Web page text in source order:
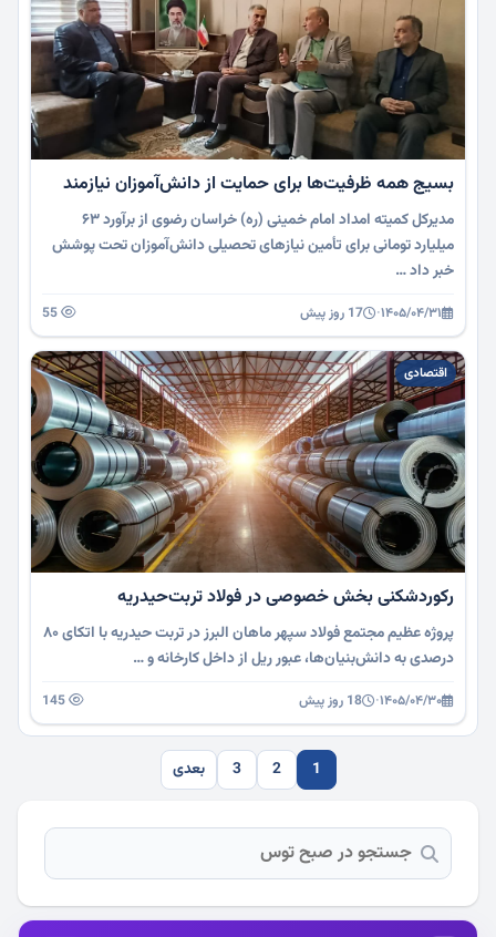
بسیج همه ظرفیت‌ها برای حمایت از دانش‌آموزان نیازمند
مدیرکل کمیته امداد امام خمینی (ره) خراسان رضوی از برآورد ۶۳
میلیارد تومانی برای تأمین نیازهای تحصیلی دانش‌آموزان تحت پوشش
خبر داد …
۱۴۰۵/۰۴/۳۱· 17 روز پیش
اقتصادی
رکوردشکنی بخش خصوصی در فولاد تربت‌حیدریه
پروژه عظیم مجتمع فولاد سپهر ماهان البرز در تربت حیدریه با اتکای ۸۰
درصدی به دانش‌بنیان‌ها، عبور ریل از داخل کارخانه و …
۱۴۰۵/۰۴/۳۰· 18 روز پیش
1
2
3 بعدی